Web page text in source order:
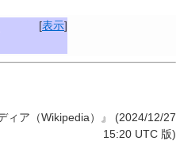
[表示]
ィア（Wikipedia）』 (2024/12/27
15:20 UTC 版)